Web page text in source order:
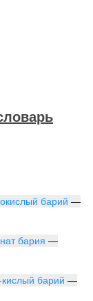
барий —
бария —
барий —